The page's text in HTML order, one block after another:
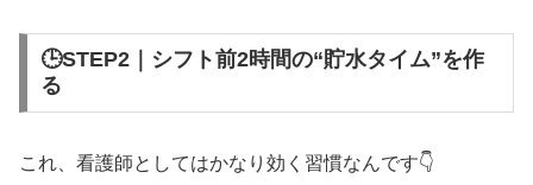
🕒STEP2｜シフト前2時間の“貯水タイム”を作
る
これ、看護師としてはかなり効く習慣なんです👇